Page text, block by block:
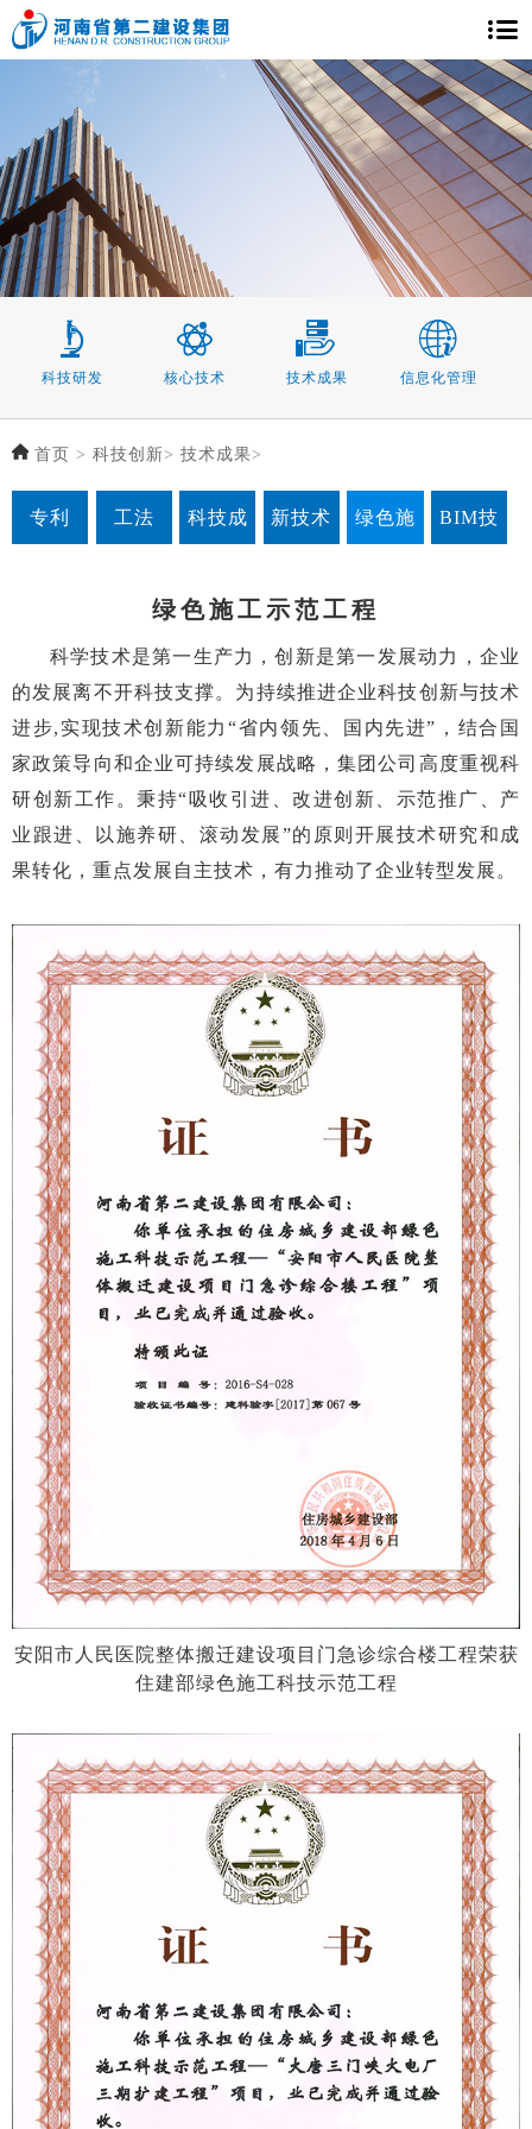
科技研发 核心技术 技术成果 信息化管理
首页 > 科技创新> 技术成果>
专利 工法 科技成 新技术
范工程
绿色施
工程
BIM技
绿色施工示范工程
科学技术是第一生产力，创新是第一发展动力，企业
的发展离不开科技支撑。为持续推进企业科技创新与技术
进步,实现技术创新能力“省内领先、国内先进”，结合国
家政策导向和企业可持续发展战略，集团公司高度重视科
研创新工作。秉持“吸收引进、改进创新、示范推广、产
业跟进、以施养研、滚动发展”的原则开展技术研究和成
果转化，重点发展自主技术，有力推动了企业转型发展。
安阳市人民医院整体搬迁建设项目门急诊综合楼工程荣获
住建部绿色施工科技示范工程